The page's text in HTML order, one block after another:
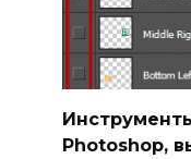
Photoshop,